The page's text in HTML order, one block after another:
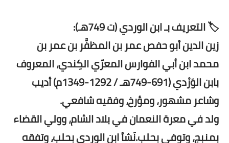
🏷️ التعريف بـ ابن الوردي (ت 749هـ):
زين الدين أبو حفص عمر بن المظفَّر بن عمر بن
محمد ابن أبي الفوارس المعرّي الكِندي، المعروف
بابن الوَرْدي (691-749هـ / 1292-1349م) أديب
وشاعر مشهور، ومؤرخ، وفقيه شافعي.
ولد في معرة النعمان في بلاد الشام، وولي القضاء
بمنبج، وتوفي بحلب.نَشأ ابن الوردي بحلب، وتفقه